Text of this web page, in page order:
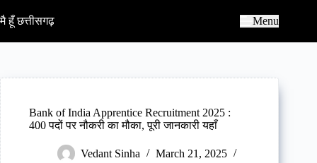
k
p
c
मै हूँ छत्तीसगढ़ Menu
Bank of India Apprentice Recruitment 2025 :
400 पदों पर नौकरी का मौका, पूरी जानकारी यहाँ
Vedant Sinha
March 21, 2025